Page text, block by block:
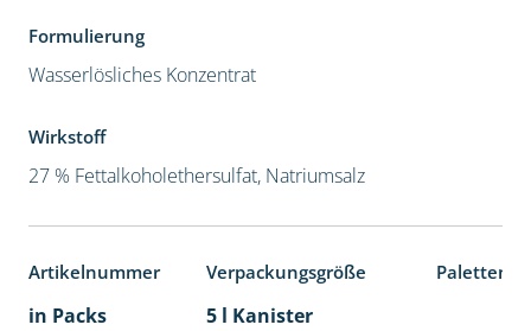
Formulierung
Wasserlösliches Konzentrat
Wirkstoff
27 % Fettalkoholethersulfat, Natriumsalz
Artikelnummer Verpackungsgröße
in Packs 5 l Kanister